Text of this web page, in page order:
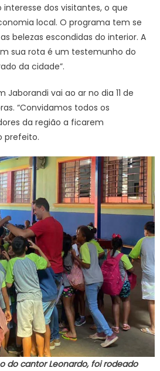
dos visitantes, o que
local. O programa tem se
belezas escondidas do interior. A
sua rota é um testemunho do
da cidade”.
vai ao ar no dia 11 de
“Convidamos todos os
da região a ficarem
prefeito.
do cantor Leonardo, foi rodeado